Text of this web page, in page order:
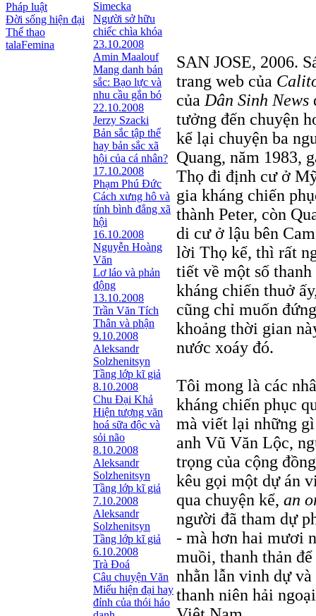
Pháp luật
Đời sống hiện đại
Thể thao
talaFemina
Simecka
Người sở hữu
chiếc chìa khóa
23.10.2008
Amin Maalouf
Mang danh bản
sắc: Bạo lực và
nhu cầu gắn bó
22.10.2008
Jerzy Szacki
Bản sắc tập thể
hay bản sắc xã
hội của cá nhân?
17.10.2008
Phạm Phú Đức
Cách xưng hô và
tính bình đẳng xã
hội
16.10.2008
Nguyễn Hoàng
Văn
Lơ láo và phản
động
13.10.2008
Trần Văn Tích
Thân và phận
9.10.2008
Aleksandr
Solzhenitsyn
Tầng lớp kĩ giả
8.10.2008
Chu Đại Khả
Hiện tượng văn
hoá sữa độc và
sỏi não
8.10.2008
Aleksandr
Solzhenitsyn
Tầng lớp kĩ giả
7.10.2008
Aleksandr
Solzhenitsyn
Tầng lớp kĩ giả
6.10.2008
Trà Đoá
Câu chuyện Văn
Miếu hiện đại hay
đỉnh của thói háo
SAN JOSE, 2006.
trang web của
của Dân Sinh News
tưởng đến chuyện
kể lại chuyện ba
Quang, năm 1983,
Thọ đi định cư ở
gia kháng chiến
thành Peter, còn
di cư ở lậu bên
lời Thọ kể, thì rất
tiết về một số
kháng chiến thuở
cũng chỉ muốn
khoảng thời gian
nước xoáy đó.
Tôi mong là các
kháng chiến phục
mà viết lại những
anh Vũ Văn Lộc,
trọng của cộng
kêu gọi một dự án
qua chuyện kể, an
người đã tham dự
- mà hơn hai mươi
muồi, thanh thản
nhằn lẫn vinh dự
thanh niên hải